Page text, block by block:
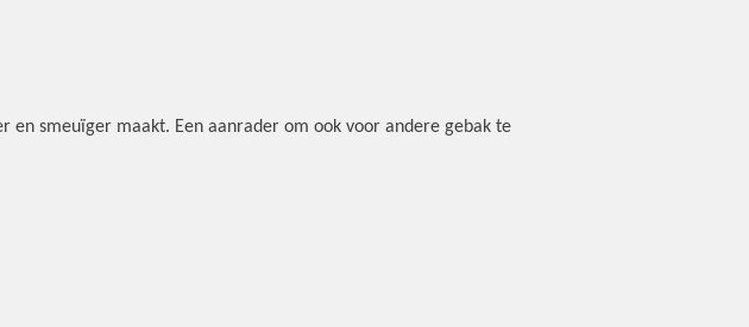
en smeuïger maakt. Een aanrader om ook voor andere gebak te